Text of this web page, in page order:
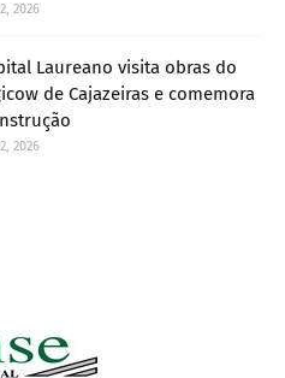
2026
Laureano visita obras do
de Cajazeiras e comemora
2026